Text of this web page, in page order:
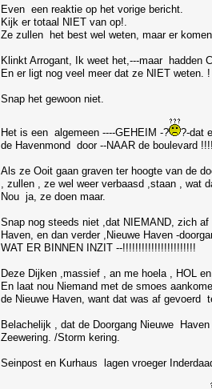
Even een reaktie op het vorige bericht.
Kijk er totaal NIET van op!.
Ze zullen het best wel weten, maar er
Klinkt Arrogant, Ik weet het,---maar hadden
En er ligt nog veel meer dat ze NIET weten. !
Snap het gewoon niet.
Het is een algemeen ----GEHEIM -?
?-dat
de Havenmond door --NAAR de boulevard
Als ze Ooit gaan graven ter hoogte van de
, zullen , ze wel weer verbaasd ,staan , wat
Nou ja, ze doen maar.
Snap nog steeds niet ,dat NIEMAND, zich
Haven, en dan verder ,Nieuwe Haven -
WAT ER BINNEN INZIT --!!!!!!!!!!!!!!!!!!!!!!!
Deze Dijken ,massief , an me hoela , HOL
En laat nou Niemand met de smoes
de Nieuwe Haven, want dat was af gevoerd
Belachelijk , dat de Doorgang Nieuwe
Zeewering. /Storm kering.
Seinpost en Kurhaus lagen vroeger